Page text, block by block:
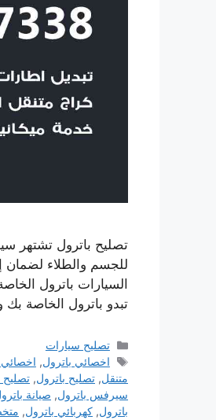
تصليح باترول تشتهر
للجسم والطلاء
السيارات باترول
تبدو باترول الخاصة
التصنيفات
تصليح سيارات
الوسوم
اخصائي باترول, اخصائي
متنقل, تصليح باترول,
سيرفس باترول, صيانة
باترول, كهربائي باترول,